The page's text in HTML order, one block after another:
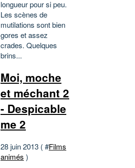
longueur pour si peu.
Les scènes de
mutilations sont bien
gores et assez
crades. Quelques
brins...
Moi, moche
et méchant 2
- Despicable
me 2
28 juin 2013 ( #Films
animés )